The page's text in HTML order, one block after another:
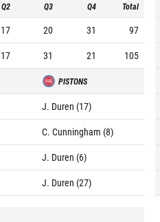
Q2 Q3 Q4 Total
17 20 31
97
17 31 21 105
PISTONS
J. Duren (17)
C. Cunningham (8)
J. Duren (6)
J. Duren (27)